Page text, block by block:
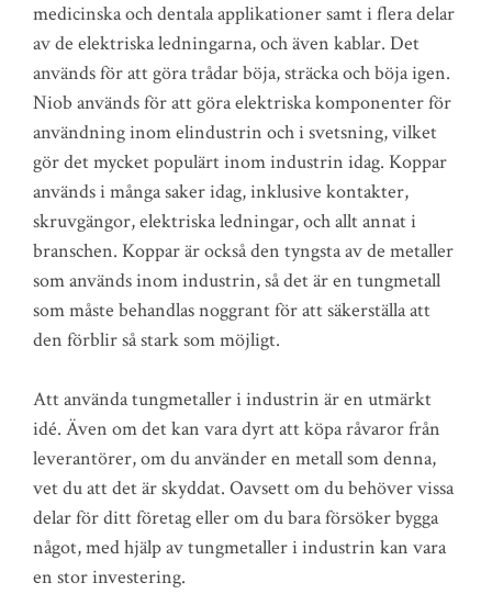
medicinska och dentala applikationer samt i flera delar
av de elektriska ledningarna, och även kablar. Det
används för att göra trådar böja, sträcka och böja igen.
Niob används för att göra elektriska komponenter för
användning inom elindustrin och i svetsning, vilket
gör det mycket populärt inom industrin idag. Koppar
används i många saker idag, inklusive kontakter,
skruvgängor, elektriska ledningar, och allt annat i
branschen. Koppar är också den tyngsta av de metaller
som används inom industrin, så det är en tungmetall
som måste behandlas noggrant för att säkerställa att
den förblir så stark som möjligt.
Att använda tungmetaller i industrin är en utmärkt
idé. Även om det kan vara dyrt att köpa råvaror från
leverantörer, om du använder en metall som denna,
vet du att det är skyddat. Oavsett om du behöver vissa
delar för ditt företag eller om du bara försöker bygga
något, med hjälp av tungmetaller i industrin kan vara
en stor investering.